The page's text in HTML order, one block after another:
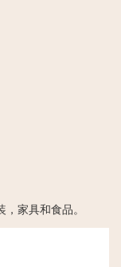
家具和食品。